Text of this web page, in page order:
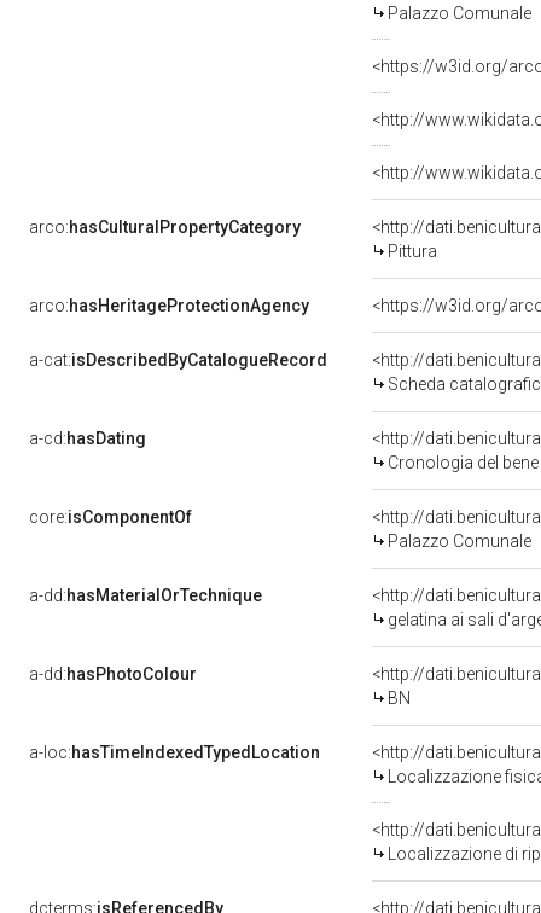
Palazzo Comunale
<https://w3id.org/
<http://
<http://
arco:hasCulturalPropertyCategory
<http://
Pittura
arco:hasHeritageProtectionAgency <https://w3id.org/
a-cat:isDescribedByCatalogueRecord
<http://
Scheda
a-cd:hasDating
<http://
Cronologia del
core:isComponentOf
<http://
Palazzo Comunale
a-dd:hasMaterialOrTechnique
<http://
gelatina ai sali
a-dd:hasPhotoColour
<http://
BN
a-loc:hasTimeIndexedTypedLocation
Localizzazione
<http://
Localizzazione di
dcterms:isReferencedBy <http://